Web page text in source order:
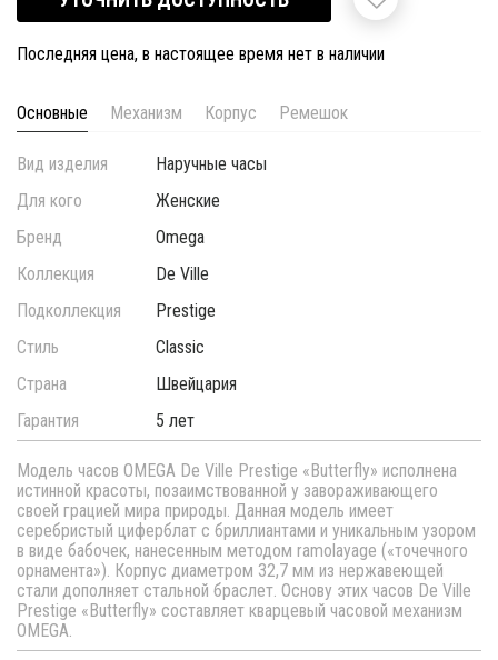
Последняя цена, в настоящее время нет в наличии
Основные Механизм Корпус Ремешок
Вид изделия
Наручные часы
Для кого
Женские
Бренд
Omega
Коллекция
De Ville
Подколлекция
Prestige
Стиль
Classic
Страна
Швейцария
Гарантия
5 лет
Модель часов OMEGA De Ville Prestige «Butterfly» исполнена
истинной красоты, позаимствованной у завораживающего
своей грацией мира природы. Данная модель имеет
серебристый циферблат с бриллиантами и уникальным узором
в виде бабочек, нанесенным методом ramolayage («точечного
орнамента»). Корпус диаметром 32,7 мм из нержавеющей
стали дополняет стальной браслет. Основу этих часов De Ville
Prestige «Butterfly» составляет кварцевый часовой механизм
OMEGA.